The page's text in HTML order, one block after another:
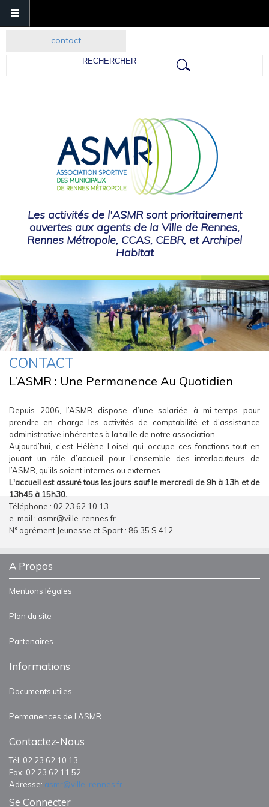
contact
Rechercher
Les activités de l'ASMR sont prioritairement
ouvertes aux agents de la Ville de Rennes,
Rennes Métropole, CCAS, CEBR, et Archipel
Habitat
Vous Êtes Ici
CONTACT
L’ASMR : Une Permanence Au Quotidien
Depuis 2006, l’ASMR dispose d’une salariée à mi-temps pour
prendre en charge les activités de comptabilité et d’assistance
administrative inhérentes à la taille de notre association.
Aujourd’hui, c’est Hélène Loisel qui occupe ces fonctions tout en
jouant un rôle d’accueil pour l’ensemble des interlocuteurs de
l’ASMR, qu’ils soient internes ou externes.
L'accueil est assuré tous les jours sauf le mercredi de 9h à 13h et de
13h45 à 15h30.
Téléphone : 02 23 62 10 13
e-mail : asmr@ville-rennes.fr
N° agrément Jeunesse et Sport : 86 35 S 412
A Propos
Mentions légales
Plan du site
Partenaires
Informations
Documents utiles
Permanences de l'ASMR
Contactez-Nous
Tél: 02 23 62 10 13
Fax: 02 23 62 11 52
Adresse: asmr@ville-rennes.fr
Se Connecter